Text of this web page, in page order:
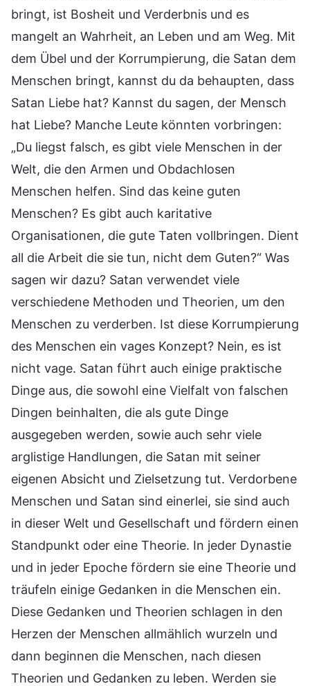
bringt, ist Bosheit und Verderbnis und es
mangelt an Wahrheit, an Leben und am Weg. Mit
dem Übel und der Korrumpierung, die Satan dem
Menschen bringt, kannst du da behaupten, dass
Satan Liebe hat? Kannst du sagen, der Mensch
hat Liebe? Manche Leute könnten vorbringen:
„Du liegst falsch, es gibt viele Menschen in der
Welt, die den Armen und Obdachlosen
Menschen helfen. Sind das keine guten
Menschen? Es gibt auch karitative
Organisationen, die gute Taten vollbringen. Dient
all die Arbeit die sie tun, nicht dem Guten?“ Was
sagen wir dazu? Satan verwendet viele
verschiedene Methoden und Theorien, um den
Menschen zu verderben. Ist diese Korrumpierung
des Menschen ein vages Konzept? Nein, es ist
nicht vage. Satan führt auch einige praktische
Dinge aus, die sowohl eine Vielfalt von falschen
Dingen beinhalten, die als gute Dinge
ausgegeben werden, sowie auch sehr viele
arglistige Handlungen, die Satan mit seiner
eigenen Absicht und Zielsetzung tut. Verdorbene
Menschen und Satan sind einerlei, sie sind auch
in dieser Welt und Gesellschaft und fördern einen
Standpunkt oder eine Theorie. In jeder Dynastie
und in jeder Epoche fördern sie eine Theorie und
träufeln einige Gedanken in die Menschen ein.
Diese Gedanken und Theorien schlagen in den
Herzen der Menschen allmählich wurzeln und
dann beginnen die Menschen, nach diesen
Theorien und Gedanken zu leben. Werden sie